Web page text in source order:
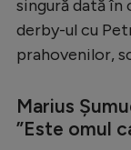
singură dată în
derby-ul cu
prahovenilor,
Marius
”Este omul